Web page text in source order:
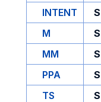
INTENT
S
M
S
MM
S
PPA
S
TS
S